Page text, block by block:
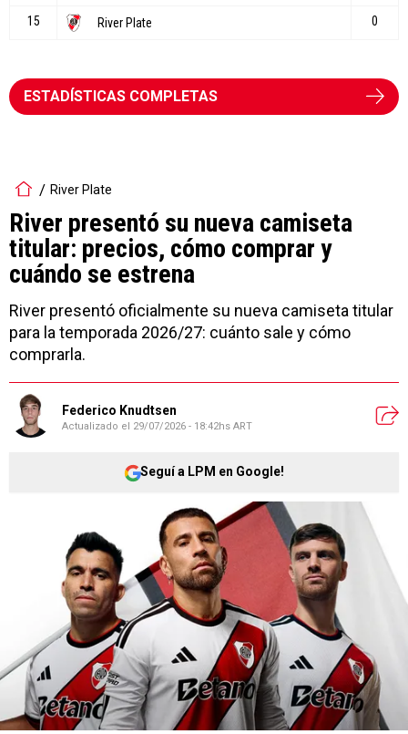
ESTADÍSTICAS COMPLETAS
River Plate
River presentó su nueva camiseta
titular: precios, cómo comprar y
cuándo se estrena
River presentó oficialmente su nueva camiseta titular
para la temporada 2026/27: cuánto sale y cómo
comprarla.
Federico Knudtsen
Actualizado el 29/07/2026 - 18:42hs ART
Seguí a LPM en Google!